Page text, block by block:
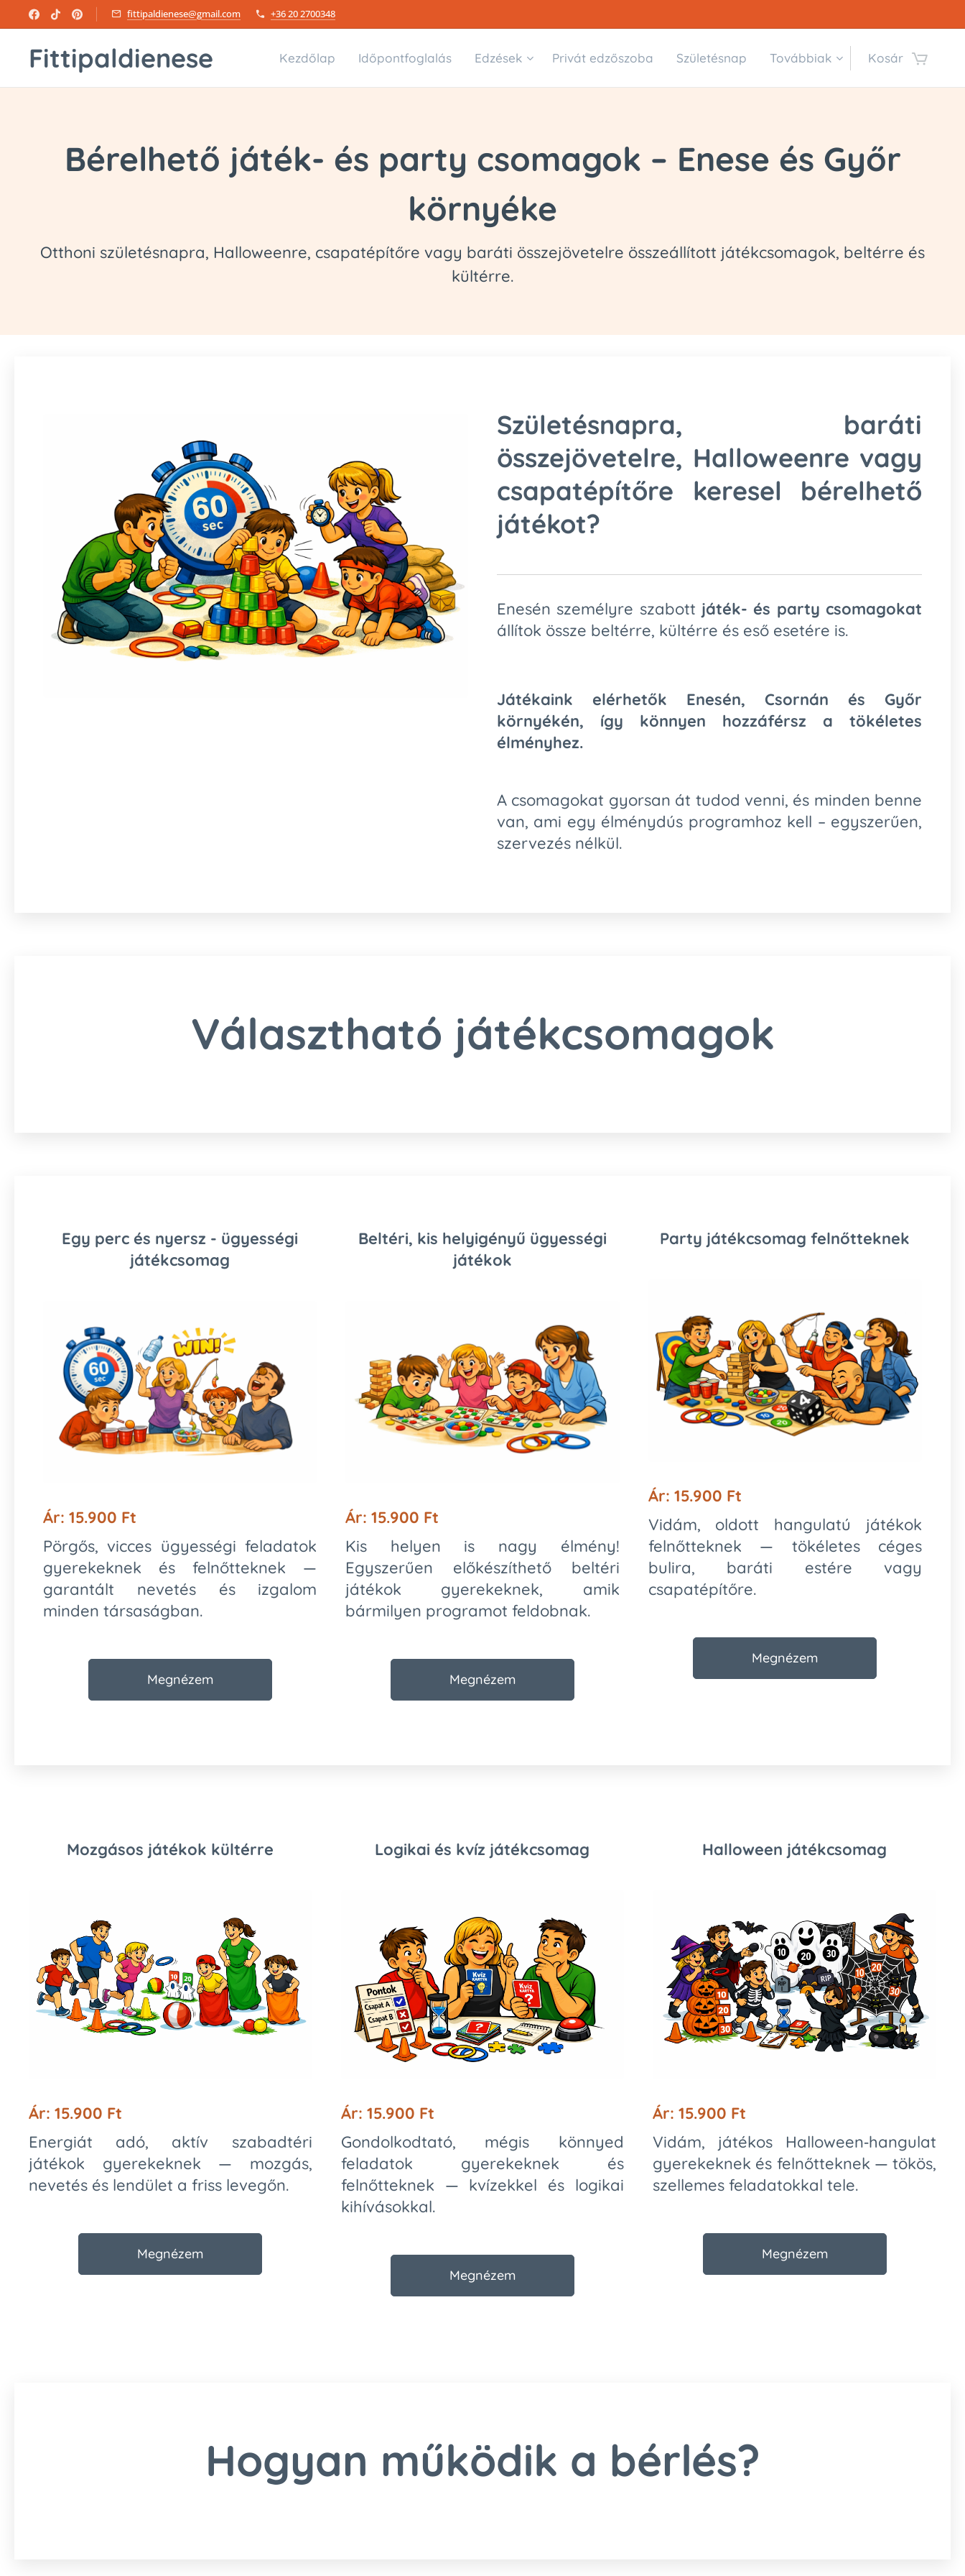
fittipaldienese@gmail.com +36 20 2700348
Fittipaldienese Kezdőlap Időpontfoglalás Edzések Privát edzőszoba Születésnap Továbbiak Kosár
Bérelhető játék- és party csomagok – Enese és Győr
környéke
Otthoni születésnapra, Halloweenre, csapatépítőre vagy baráti összejövetelre összeállított játékcsomagok, beltérre és
kültérre.
Születésnapra, baráti
összejövetelre, Halloweenre vagy
csapatépítőre keresel bérelhető
játékot?
Enesén személyre szabott játék- és party csomagokat
állítok össze beltérre, kültérre és eső esetére is.
Játékaink elérhetők Enesén, Csornán és Győr
környékén, így könnyen hozzáférsz a tökéletes
élményhez.
A csomagokat gyorsan át tudod venni, és minden benne
van, ami egy élménydús programhoz kell – egyszerűen,
szervezés nélkül.
Választható játékcsomagok
Egy perc és nyersz - ügyességi
játékcsomag
Ár: 15.900 Ft
Pörgős, vicces ügyességi feladatok
gyerekeknek és felnőtteknek —
garantált nevetés és izgalom
minden társaságban.
Megnézem
Beltéri, kis helyigényű ügyességi
játékok
Ár: 15.900 Ft
Kis helyen is nagy élmény!
Egyszerűen előkészíthető beltéri
játékok gyerekeknek, amik
bármilyen programot feldobnak.
Megnézem
Party játékcsomag felnőtteknek
Ár: 15.900 Ft
Vidám, oldott hangulatú játékok
felnőtteknek — tökéletes céges
bulira, baráti estére vagy
csapatépítőre.
Megnézem
Mozgásos játékok kültérre
Ár: 15.900 Ft
Energiát adó, aktív szabadtéri
játékok gyerekeknek — mozgás,
nevetés és lendület a friss levegőn.
Megnézem
Logikai és kvíz játékcsomag
Ár: 15.900 Ft
Gondolkodtató, mégis könnyed
feladatok gyerekeknek és
felnőtteknek — kvízekkel és logikai
kihívásokkal.
Megnézem
Halloween játékcsomag
Ár: 15.900 Ft
Vidám, játékos Halloween‑hangulat
gyerekeknek és felnőtteknek — tökös,
szellemes feladatokkal tele.
Megnézem
Hogyan működik a bérlés?